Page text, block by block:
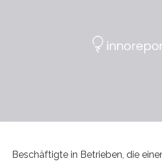
Beschäftigte in Betrieben, die